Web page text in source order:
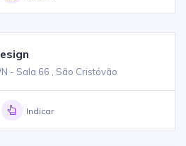
- Sala 66 , São Cristóvão
Indicar